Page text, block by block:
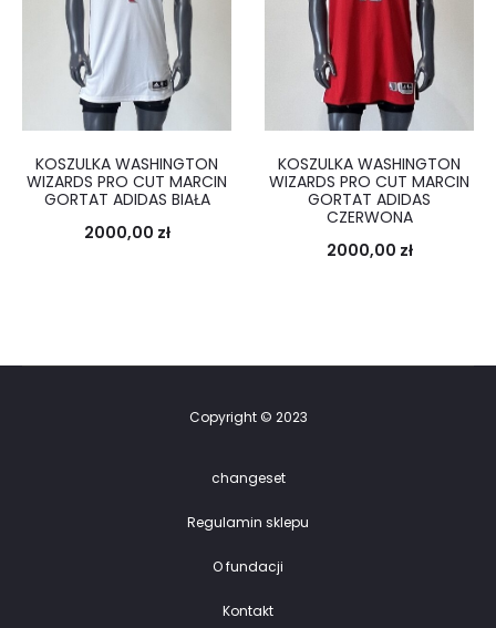
KOSZULKA WASHINGTON
WIZARDS PRO CUT MARCIN
GORTAT ADIDAS BIAŁA
2000,00 zł
KOSZULKA WASHINGTON
WIZARDS PRO CUT MARCIN
GORTAT ADIDAS
CZERWONA
2000,00 zł
Copyright © 2023
changeset
Regulamin sklepu
O fundacji
Kontakt